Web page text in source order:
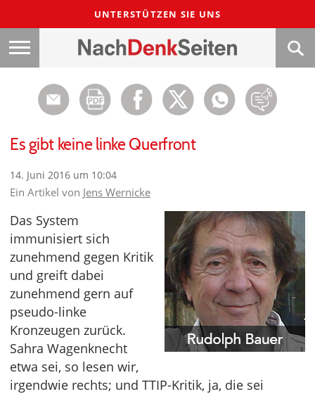
UNTERSTÜTZEN SIE UNS
Es gibt keine linke Querfront
14. Juni 2016 um 10:04
Ein Artikel von Jens Wernicke
Das System
immunisiert sich
zunehmend gegen Kritik
und greift dabei
zunehmend gern auf
pseudo-linke
Kronzeugen zurück.
Sahra Wagenknecht
etwa sei, so lesen wir,
irgendwie rechts; und TTIP-Kritik, ja, die sei